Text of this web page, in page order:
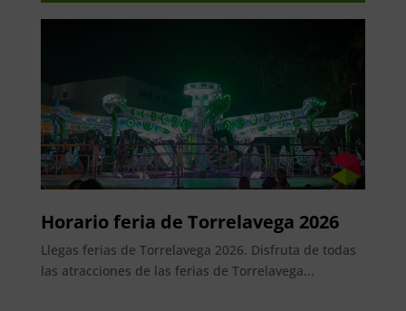
Horario feria de Torrelavega 2026
Llegas ferias de Torrelavega 2026. Disfruta de todas
las atracciones de las ferias de Torrelavega...